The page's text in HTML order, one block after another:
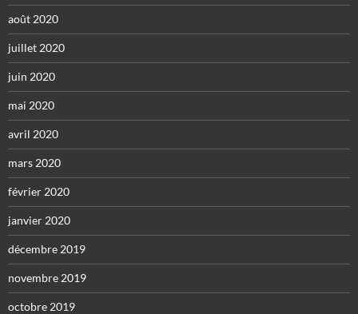
août 2020
juillet 2020
juin 2020
mai 2020
avril 2020
mars 2020
février 2020
janvier 2020
décembre 2019
novembre 2019
octobre 2019